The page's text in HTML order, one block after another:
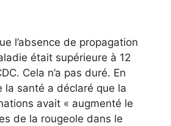
l’absence de propagation
était supérieure à 12
Cela n’a pas duré. En
la santé a déclaré que la
avait « augmenté le
de la rougeole dans le